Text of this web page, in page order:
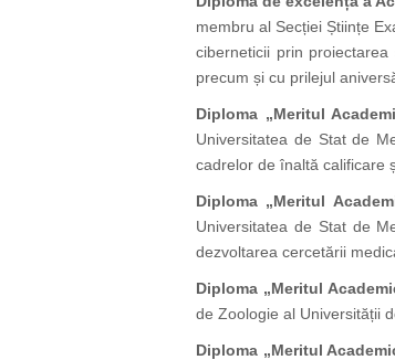
membru al Secției Științe
ciberneticii prin
precum și cu prilejul
Diploma „Meritul
Universitatea de Stat de
cadrelor de înaltă calificare
Diploma „Meritul
Universitatea de Stat de
dezvoltarea cercetării
Diploma „Meritul
de Zoologie al Universității
Diploma „Meritul